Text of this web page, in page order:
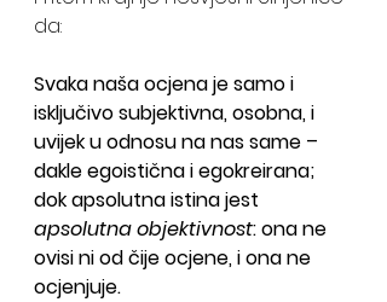
da:
Svaka naša ocjena je samo i
isključivo subjektivna, osobna, i
uvijek u odnosu na nas same –
dakle egoistična i egokreirana;
dok apsolutna istina jest
apsolutna objektivnost: ona ne
ovisi ni od čije ocjene, i ona ne
ocjenjuje.